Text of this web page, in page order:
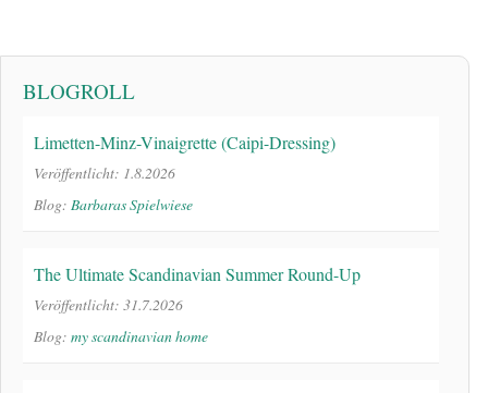
BLOGROLL
Limetten-Minz-Vinaigrette (Caipi-Dressing)
Veröffentlicht: 1.8.2026
Blog: Barbaras Spielwiese
The Ultimate Scandinavian Summer Round-Up
Veröffentlicht: 31.7.2026
Blog: my scandinavian home